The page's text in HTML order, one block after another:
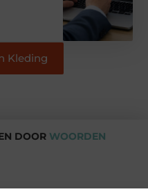
Kleding
DOOR WOORDEN